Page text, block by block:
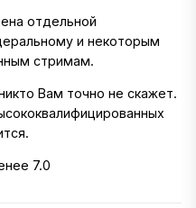
отдельной
и некоторым
стримам.
Вам точно не скажет.
7.0